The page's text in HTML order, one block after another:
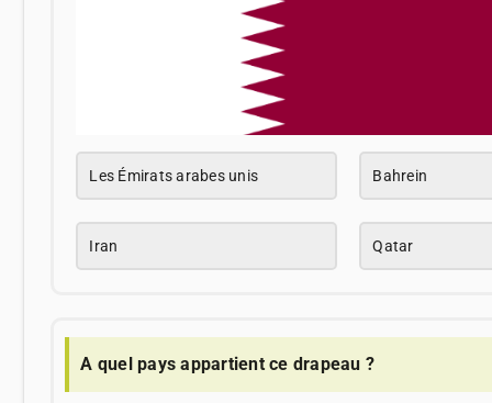
Les Émirats arabes unis Bahrein
Iran Qatar
A quel pays appartient ce drapeau ?